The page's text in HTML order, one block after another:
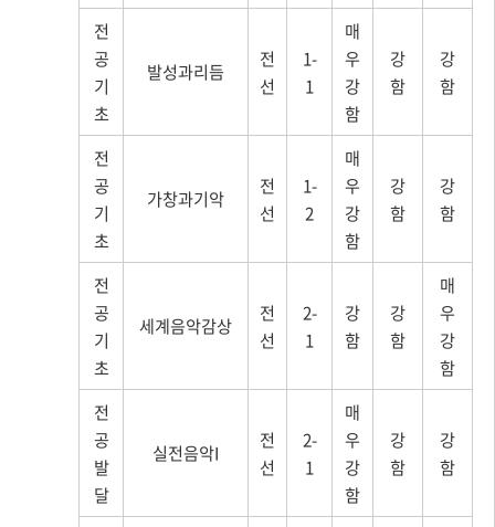
전
공
기
초
발성과리듬
전
선
1-
1
매
우
강
함
강
함
강
함
전
공
기
초
가창과기악
전
선
1-
2
매
우
강
함
강
함
강
함
전
공
기
초
세계음악감상
전
선
2-
1
강
함
강
함
매
우
강
함
전
공
발
달
실전음악I
전
선
2-
1
매
우
강
함
강
함
강
함